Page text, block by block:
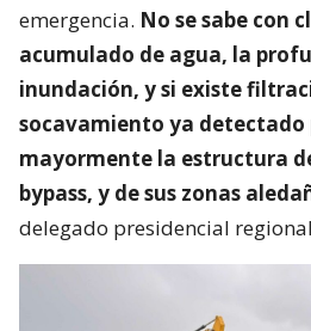
emergencia. No se sabe con
acumulado de agua, la
inundación, y si existe
socavamiento ya
mayormente la estructura
bypass, y de sus zonas
delegado presidencial